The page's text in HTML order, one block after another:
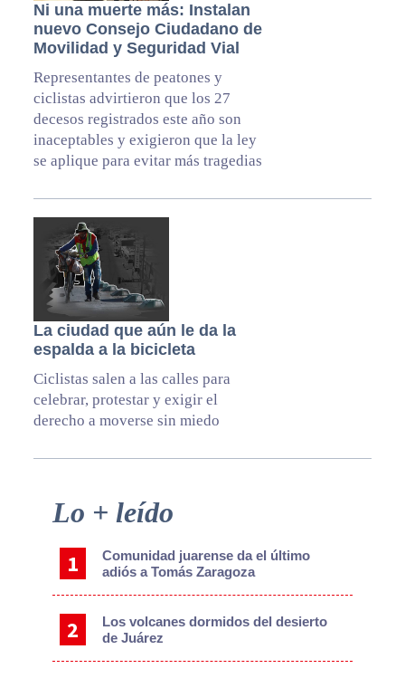
Ni una muerte más: Instalan
nuevo Consejo Ciudadano de
Movilidad y Seguridad Vial
Representantes de peatones y
ciclistas advirtieron que los 27
decesos registrados este año son
inaceptables y exigieron que la ley
se aplique para evitar más tragedias
La ciudad que aún le da la
espalda a la bicicleta
Ciclistas salen a las calles para
celebrar, protestar y exigir el
derecho a moverse sin miedo
Primary
Lo + leído
Comunidad juarense da el último
adiós a Tomás Zaragoza
Los volcanes dormidos del desierto
de Juárez